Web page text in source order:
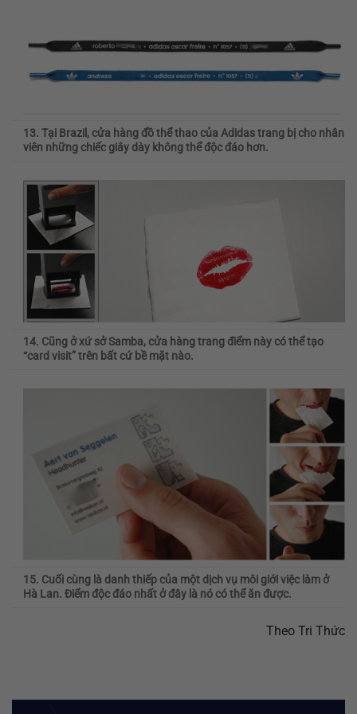
13. Tại Brazil, cửa hàng đồ thể thao của Adidas trang bị cho nhân
viên những chiếc giây dày không thể độc đáo hơn.
14. Cũng ở xứ sở Samba, cửa hàng trang điểm này có thể tạo
“card visit” trên bất cứ bề mặt nào.
15. Cuối cùng là danh thiếp của một dịch vụ môi giới việc làm ở
Hà Lan. Điểm độc đáo nhất ở đây là nó có thể ăn được.
Theo Tri Thức